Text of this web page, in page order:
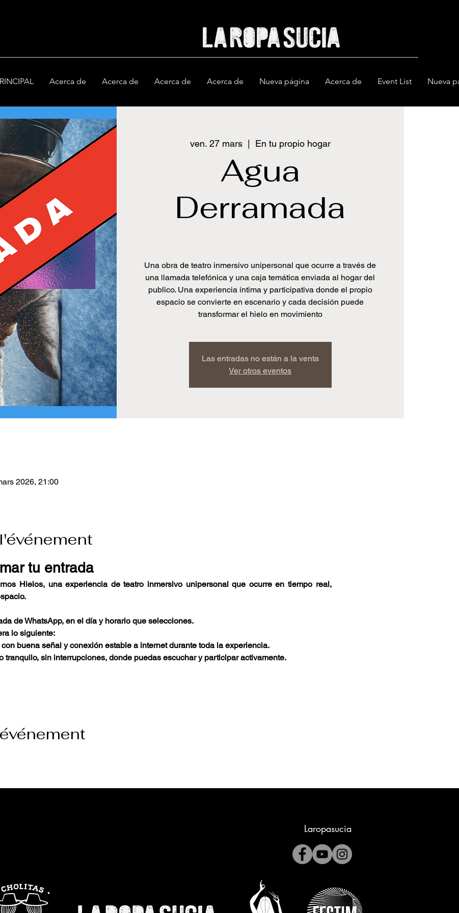
Acerca de Acerca de Acerca de Acerca de Nueva página Acerca de Event List Nueva
ven. 27 mars
  |
En tu propio hogar
Agua
Derramada
Una obra de teatro inmersivo unipersonal que ocurre a través de
una llamada telefónica y una caja temática enviada al hogar del
publico. Una experiencia íntima y participativa donde el propio
espacio se convierte en escenario y cada decisión puede
transformar el hielo en movimiento
Las entradas no están a la venta
Ver otros eventos
2026, 21:00
tu entrada
Hielos, una experiencia de teatro inmersivo unipersonal que ocurre en tiempo real,
de WhatsApp, en el día y horario que selecciones.
lo siguiente:
buena señal y conexión estable a internet durante toda la experiencia.
tranquilo, sin interrupciones, donde puedas escuchar y participar activamente.
Laropasucia